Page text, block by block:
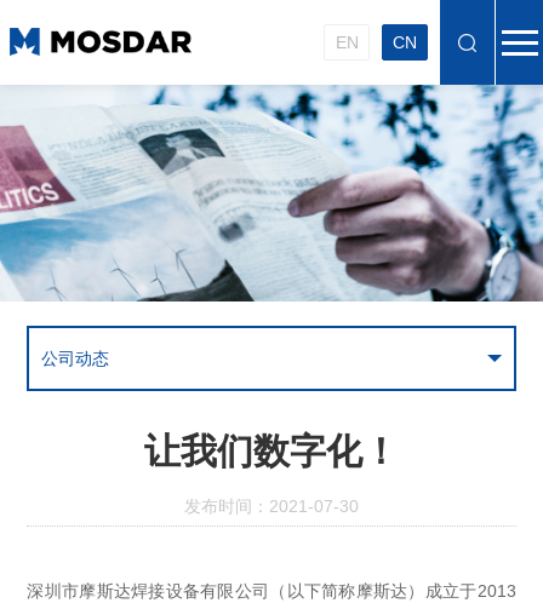
EN CN
公司动态
让我们数字化！
发布时间：2021-07-30
深圳市摩斯达焊接设备有限公司（以下简称摩斯达）成立于2013